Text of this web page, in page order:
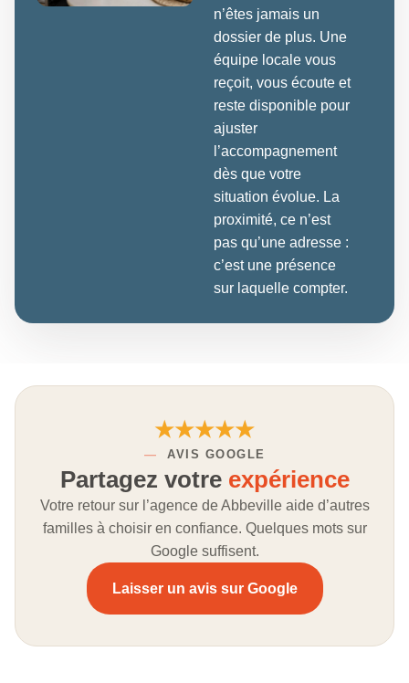
n’êtes jamais un
dossier de plus. Une
équipe locale vous
reçoit, vous écoute et
reste disponible pour
ajuster
l’accompagnement
dès que votre
situation évolue. La
proximité, ce n’est
pas qu’une adresse :
c’est une présence
sur laquelle compter.
★★★★★
— AVIS GOOGLE
Partagez votre expérience
Votre retour sur l’agence de Abbeville aide d’autres
familles à choisir en confiance. Quelques mots sur
Google suffisent.
Laisser un avis sur Google